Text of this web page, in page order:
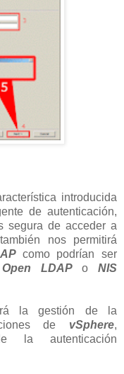
introducida
de autenticación,
segura de acceder a
nos permitirá
como podrían ser
Open LDAPoNIS
la gestión de la
de vSphere,
la autenticación